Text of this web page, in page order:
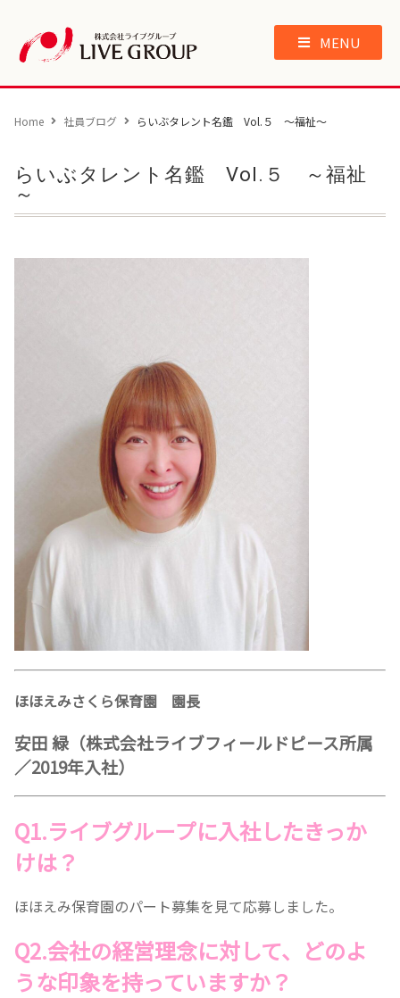
MENU
Home 社員ブログ らいぶタレント名鑑 Vol.５ ～福祉～
らいぶタレント名鑑 Vol.５ ～福祉
～
ほほえみさくら保育園 園長
安田 緑（株式会社ライブフィールドピース所属
／2019年入社）
Q1.ライブグループに入社したきっか
けは？
ほほえみ保育園のパート募集を見て応募しました。
Q2.会社の経営理念に対して、どのよ
うな印象を持っていますか？